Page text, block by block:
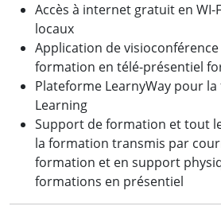
Accès à internet gratuit en WI-
locaux
Application de
formation en télé-présentiel
Plateforme LearnyWay pour
Learning
Support de formation et tout
la formation transmis par
formation et en support
formations en présentiel